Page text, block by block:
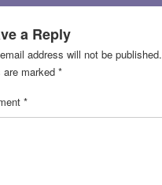
a Reply
address will not be published.
are marked *
*